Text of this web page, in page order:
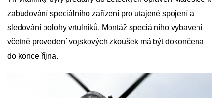
zabudování speciálního zařízení pro utajené spojení a
sledování polohy vrtulníků. Montáž speciálního vybavení
včetně provedení vojskových zkoušek má být dokončena
do konce října.